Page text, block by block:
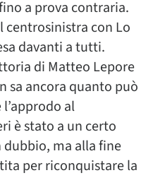
a prova contraria.
centrosinistra con Lo
davanti a tutti.
di Matteo Lepore
sa ancora quanto può
al
è stato a un certo
ma alla fine
per riconquistare la